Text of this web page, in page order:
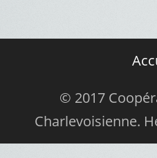
© 2017
Charlevoisienne.